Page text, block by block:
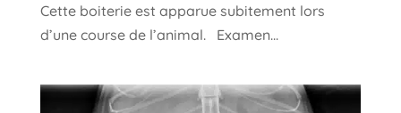
Cette boiterie est apparue subitement lors
d’une course de l’animal. Examen...